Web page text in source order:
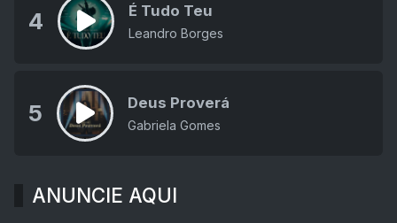
4 É Tudo Teu
Leandro Borges
5 Deus Proverá
Gabriela Gomes
ANUNCIE AQUI